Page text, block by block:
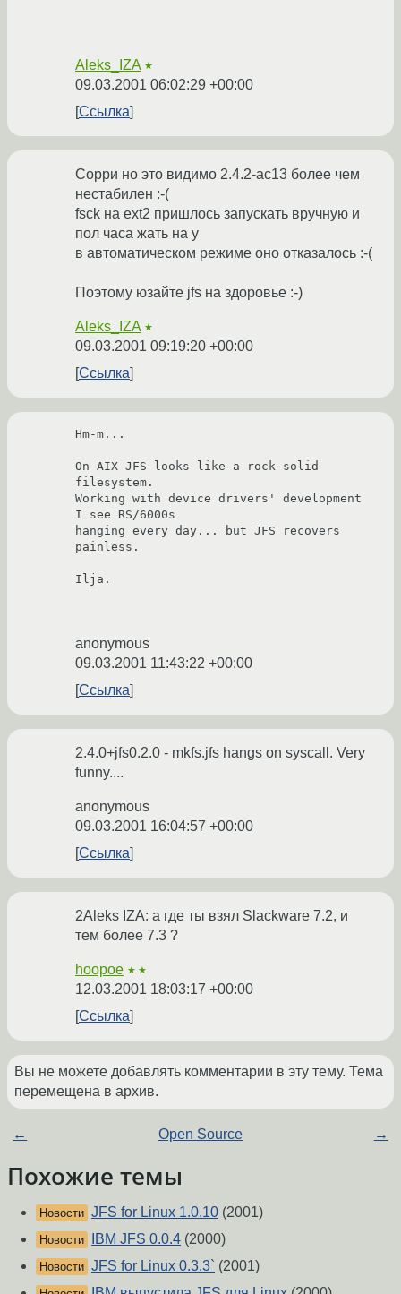
Aleks_IZA ★
09.03.2001 06:02:29 +00:00
Ссылка
Сорри но это видимо 2.4.2-ac13 более чем
нестабилен :-(
fsck на ext2 пришлось запускать вручную и
пол часа жать на y
в автоматическом режиме оно отказалось :-(
Поэтому юзайте jfs на здоровье :-)
Aleks_IZA ★
09.03.2001 09:19:20 +00:00
Ссылка
Hm-m...
On AIX JFS looks like a rock-solid
filesystem.
Working with device drivers' development
I see RS/6000s
hanging every day... but JFS recovers
painless.
Ilja.
anonymous
09.03.2001 11:43:22 +00:00
Ссылка
2.4.0+jfs0.2.0 - mkfs.jfs hangs on syscall. Very
funny....
anonymous
09.03.2001 16:04:57 +00:00
Ссылка
2Aleks IZA: а где ты взял Slackware 7.2, и
тем более 7.3 ?
hoopoe ★★
12.03.2001 18:03:17 +00:00
Ссылка
Вы не можете добавлять комментарии в эту тему. Тема
перемещена в архив.
← Open Source →
Похожие темы
Новости JFS for Linux 1.0.10 (2001)
Новости IBM JFS 0.0.4 (2000)
Новости JFS for Linux 0.3.3` (2001)